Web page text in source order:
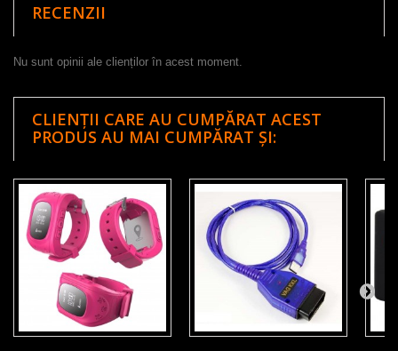
RECENZII
Nu sunt opinii ale clienților în acest moment.
CLIENȚII CARE AU CUMPĂRAT ACEST
PRODUS AU MAI CUMPĂRAT ȘI: